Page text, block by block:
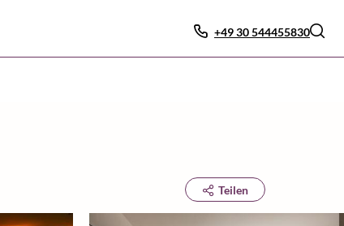
+49 30 544455830
Teilen